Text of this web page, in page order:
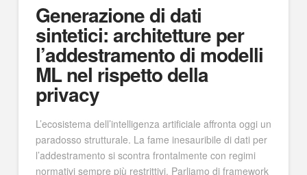
Generazione di dati
sintetici: architetture per
l’addestramento di modelli
ML nel rispetto della
privacy
L’ecosistema dell’intelligenza artificiale affronta oggi un
paradosso strutturale. La fame inesauribile di dati per
l’addestramento si scontra frontalmente con regimi
normativi sempre più restrittivi. Parliamo di framework